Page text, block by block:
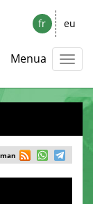
fr eu
Menua